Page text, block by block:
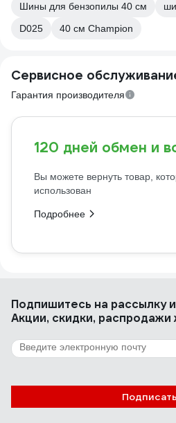
Шины для бензопилы 40 см
D025
40 см Champion
Сервисное
Гарантия производителя
120 дней обмен и
Вы можете вернуть товар,
использован
Подробнее
Подпишитесь на рассылкуи
Акции, скидки, распродажи